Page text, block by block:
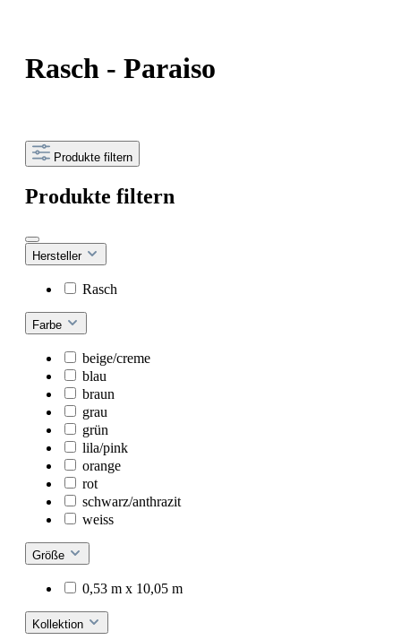
Rasch - Paraiso
Produkte filtern
Produkte filtern
Hersteller
Rasch
Farbe
beige/creme
blau
braun
grau
grün
lila/pink
orange
rot
schwarz/anthrazit
weiss
Größe
0,53 m x 10,05 m
Kollektion